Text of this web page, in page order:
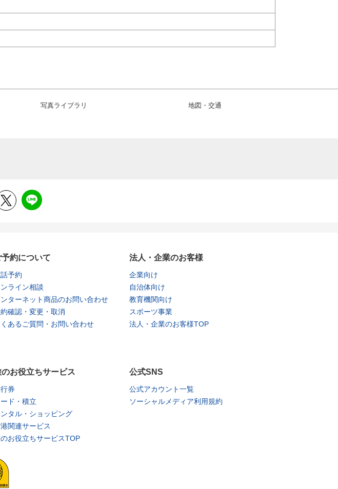
写真ライブラリ 地図・交通
予約について
予約
ライン相談
ターネット商品のお問い合わせ
確認・変更・取消
くあるご質問・お問い合わせ
法人・企業のお客様
企業向け
自治体向け
教育機関向け
スポーツ事業
法人・企業のお客様TOP
のお役立ちサービス
券
ド・積立
ンタル・ショッピング
関連サービス
お役立ちサービスTOP
公式SNS
公式アカウント一覧
ソーシャルメディア利用規約